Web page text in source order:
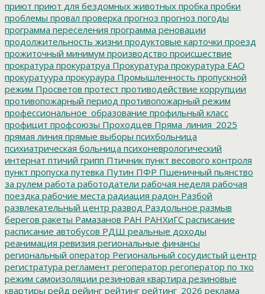
приют приют для бездомных животных пробка пробки
проблемы провал проверка прогноз прогноз погоды
программа переселения программа реновации
продолжительность жизни продуктовые карточки проезд
прожиточный минимум производство происшествие
прократура прокуратруа Прокуратура прокуратура ЕАО
прокуратуура прокураура Промышленность пропускной
режим Просветов протест противодействие коррупции
противопожарный период противопожарный режим
профессиональное_образование профильный класс
профицит профсоюзы Проходцев Пряма_линия_2025
прямая линия прямые выборы психбольница
психиатрическая больница психоневрологический
интернат птичий грипп Птичник пункт весового контроля
пункт пропуска путевка Путин ПФР Пшеничный пьянство
за рулем работа работодатели рабочая неделя рабочая
поездка рабочие места радиация радон Разбой
развлекательный центр развод Раздольное размыв
берегов ракеты Рамазанов РАН РАНХиГС расписание
расписание автобусов РДШ реальные доходы
реанимация ревизия региональные финансы
региональный оператор Региональный сосудистый центр
регистратура регламент регоператор регоператор по тко
режим самоизоляции резиновая квартира резиновые
квартиры рейд рейинг рейтинг рейтинг_2026 реклама